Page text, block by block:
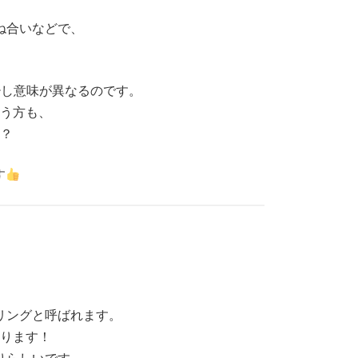
いなどで、
意味が異なるのです。
方も、
グと呼ばれます。
ます！